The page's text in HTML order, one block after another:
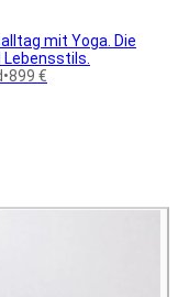
mit Yoga. Die
•899 €